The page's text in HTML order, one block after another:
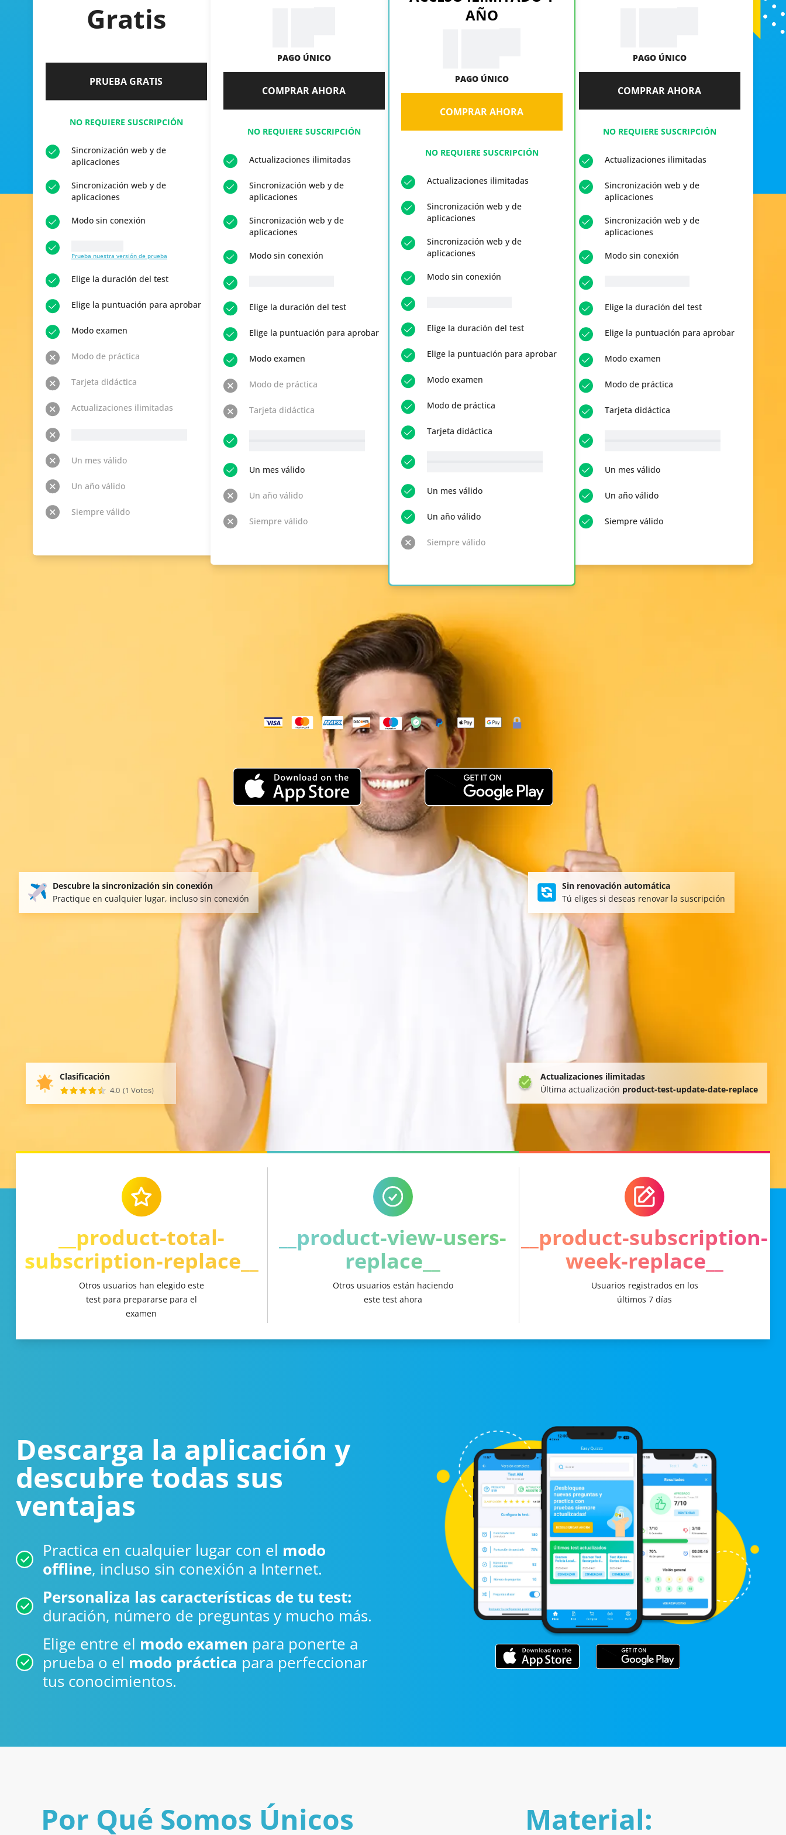
Gratis
PRUEBA GRATIS
NO REQUIERE SUSCRIPCIÓN
Sincronización web y de
aplicaciones
Sincronización web y de
aplicaciones
Modo sin conexión
Prueba nuestra versión de prueba
Elige la duración del test
Elige la puntuación para aprobar
Modo examen
Modo de práctica
Tarjeta didáctica
Actualizaciones ilimitadas
Un mes válido
Un año válido
Siempre válido
PAGO ÚNICO
COMPRAR AHORA
NO REQUIERE SUSCRIPCIÓN
Actualizaciones ilimitadas
Sincronización web y de
aplicaciones
Sincronización web y de
aplicaciones
Modo sin conexión
Elige la duración del test
Elige la puntuación para aprobar
Modo examen
Modo de práctica
Tarjeta didáctica
Un mes válido
Un año válido
Siempre válido
AÑO
PAGO ÚNICO
COMPRAR AHORA
NO REQUIERE SUSCRIPCIÓN
Actualizaciones ilimitadas
Sincronización web y de
aplicaciones
Sincronización web y de
aplicaciones
Modo sin conexión
Elige la duración del test
Elige la puntuación para aprobar
Modo examen
Modo de práctica
Tarjeta didáctica
Un mes válido
Un año válido
Siempre válido
PAGO ÚNICO
COMPRAR AHORA
NO REQUIERE SUSCRIPCIÓN
Actualizaciones ilimitadas
Sincronización web y de
aplicaciones
Sincronización web y de
aplicaciones
Modo sin conexión
Elige la duración del test
Elige la puntuación para aprobar
Modo examen
Modo de práctica
Tarjeta didáctica
Un mes válido
Un año válido
Siempre válido
Descubre la sincronización sin conexión
Practique en cualquier lugar, incluso sin conexión
Sin renovación automática
Tú eliges si deseas renovar la suscripción
Clasificación
4.0 (1 Votos)
Actualizaciones ilimitadas
Última actualización product-test-update-date-replace
__product-total-
subscription-replace__
Otros usuarios han elegido este
test para prepararse para el
examen
__product-view-users-
replace__
Otros usuarios están haciendo
este test ahora
__product-subscription-
week-replace__
Usuarios registrados en los
últimos 7 días
Descarga la aplicación y
descubre todas sus
ventajas
Practica en cualquier lugar con el modo
offline, incluso sin conexión a Internet.
Personaliza las características de tu test:
duración, número de preguntas y mucho más.
Elige entre el modo examen para ponerte a
prueba o el modo práctica para perfeccionar
tus conocimientos.
Por Qué Somos Únicos Material: